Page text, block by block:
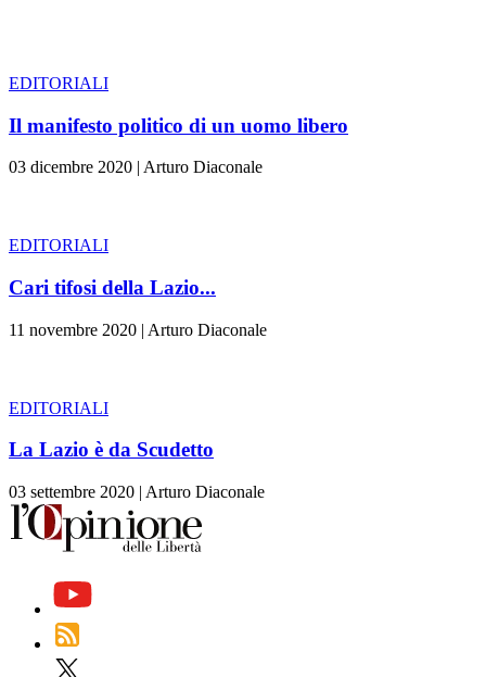
EDITORIALI
Il manifesto politico di un uomo libero
03 dicembre 2020 | Arturo Diaconale
EDITORIALI
Cari tifosi della Lazio...
11 novembre 2020 | Arturo Diaconale
EDITORIALI
La Lazio è da Scudetto
03 settembre 2020 | Arturo Diaconale